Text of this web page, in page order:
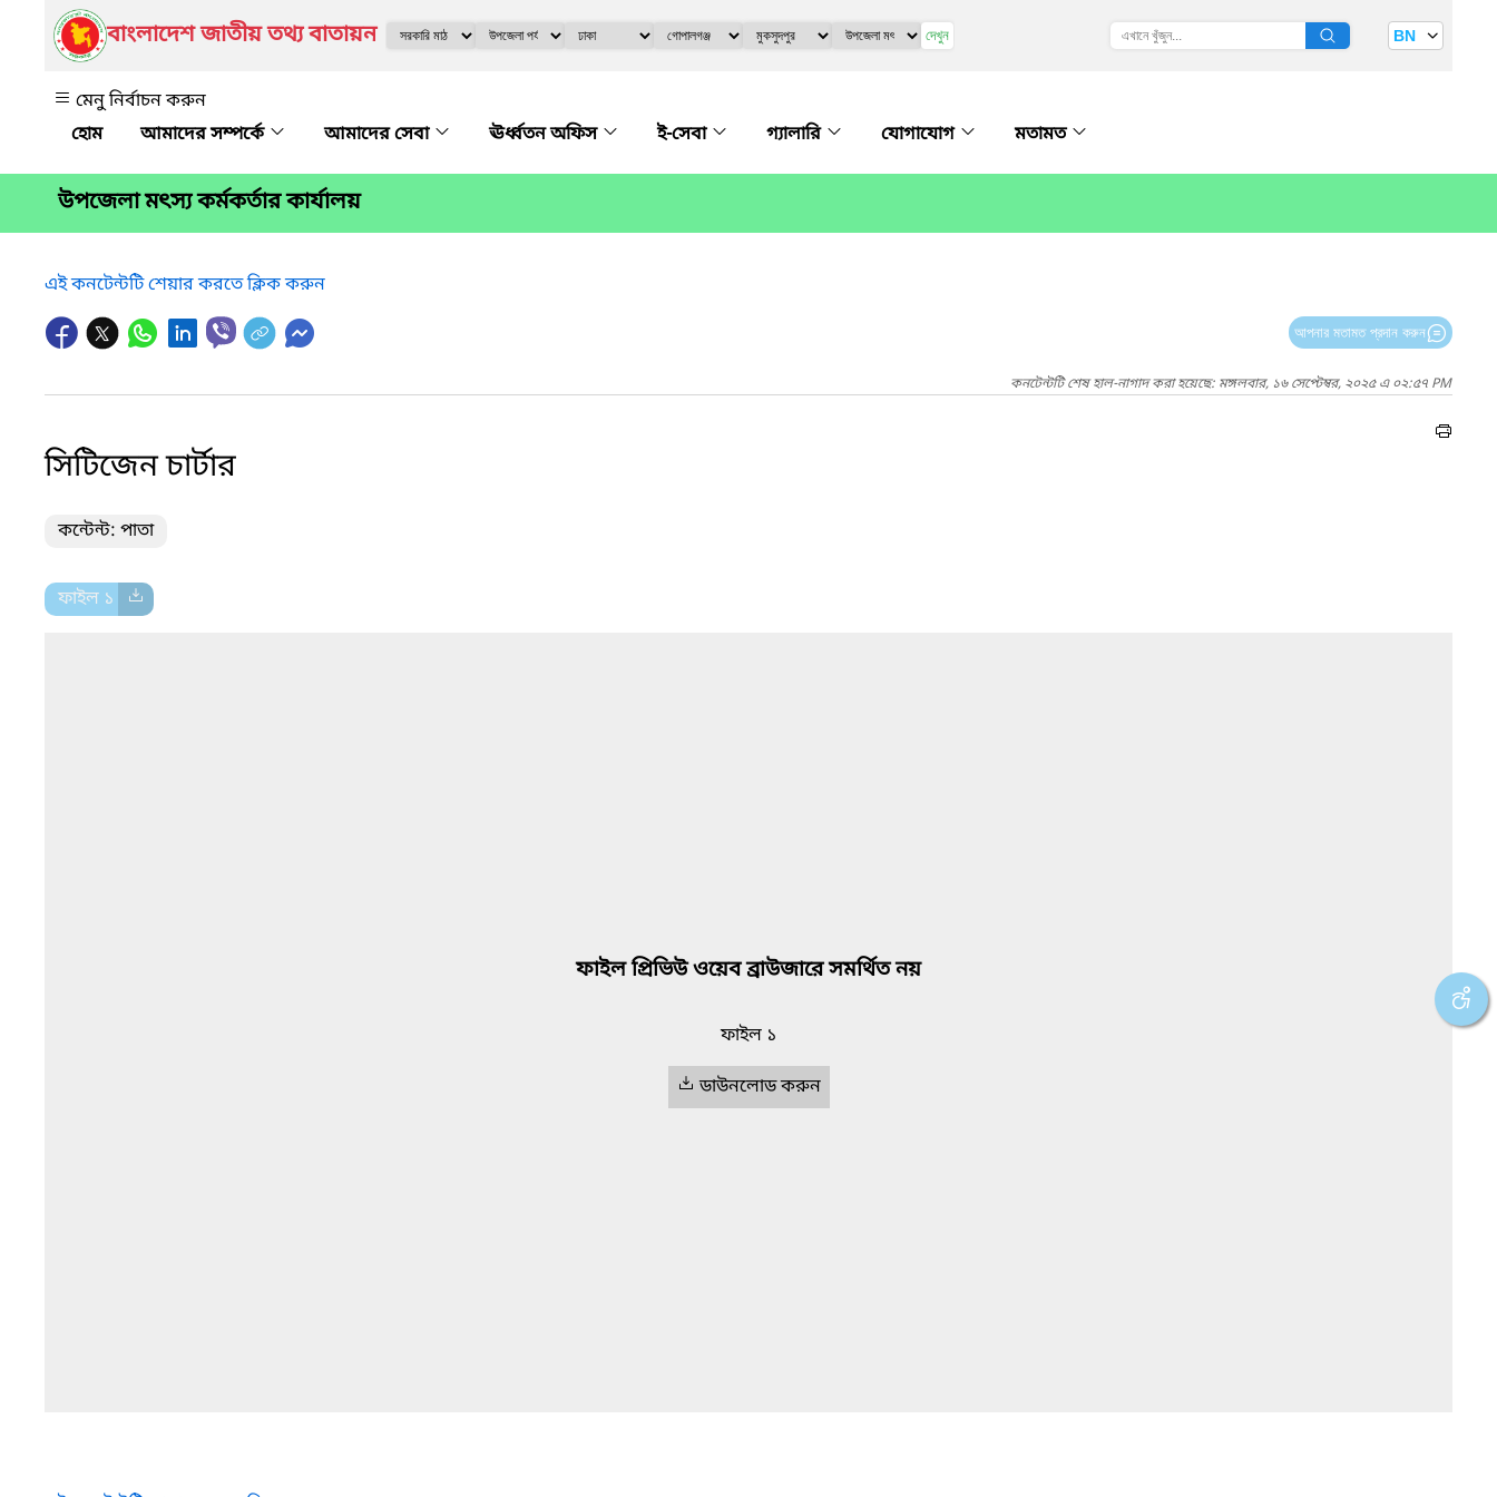
বাংলাদেশ জাতীয় তথ্য বাতায়ন দেখুন BN
মেনু নির্বাচন করুন
আমাদের সম্পর্কে
আমাদের সেবা ঊর্ধ্বতন অফিস ই-সেবা গ্যালারি যোগাযোগ মতামত
উপজেলা মৎস্য কর্মকর্তার কার্যালয়
এই কনটেন্টটি শেয়ার করতে ক্লিক করুন
আপনার মতামত প্রদান করুন
কনটেন্টটি শেষ হাল-নাগাদ করা হয়েছে: মঙ্গলবার, ১৬ সেপ্টেম্বর, ২০২৫ এ ০২:৫৭ PM
সিটিজেন চার্টার
কন্টেন্ট: পাতা
ফাইল ১
ফাইল প্রিভিউ ওয়েব ব্রাউজারে সমর্থিত নয়
ফাইল ১
ডাউনলোড করুন